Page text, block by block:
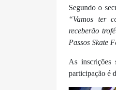
Segundo o
“Vamos ter
receberão
Passos Skate
As inscrições
participação é